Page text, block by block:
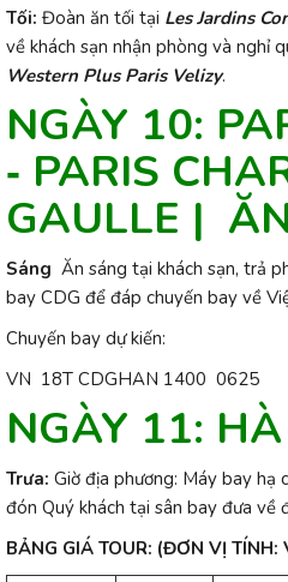
Tối: Đoàn ăn tối tại Les Jardins
về khách sạn nhận phòng và nghỉ
Western Plus Paris Velizy.
NGÀY 10:
‐ PARIS
GAULLE |
Sáng Ăn sáng tại khách sạn, trả
bay CDG để đáp chuyến bay về
Chuyến bay dự kiến:
VN 18T CDGHAN 1400 0625
NGÀY 11:
Trưa: Giờ địa phương: Máy bay hạ
đón Quý khách tại sân bay đưa về
BẢNG GIÁ TOUR: (ĐƠN VỊ TÍNH: